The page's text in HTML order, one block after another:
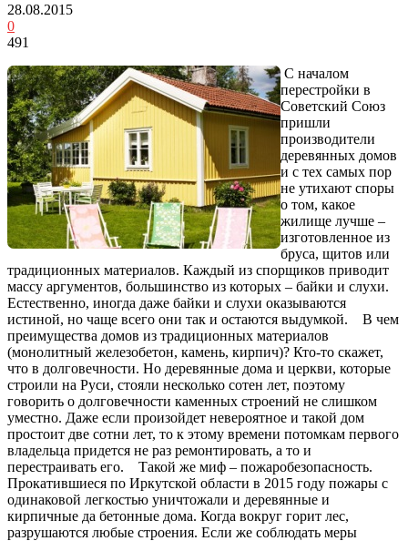
28.08.2015
0
491
С началом
перестройки в
Советский Союз
пришли
производители
деревянных домов
и с тех самых пор
не утихают споры
о том, какое
жилище лучше –
изготовленное из
бруса, щитов или
традиционных материалов. Каждый из спорщиков приводит
массу аргументов, большинство из которых – байки и слухи.
Естественно, иногда даже байки и слухи оказываются
истиной, но чаще всего они так и остаются выдумкой. В чем
преимущества домов из традиционных материалов
(монолитный железобетон, камень, кирпич)? Кто-то скажет,
что в долговечности. Но деревянные дома и церкви, которые
строили на Руси, стояли несколько сотен лет, поэтому
говорить о долговечности каменных строений не слишком
уместно. Даже если произойдет невероятное и такой дом
простоит две сотни лет, то к этому времени потомкам первого
владельца придется не раз ремонтировать, а то и
перестраивать его. Такой же миф – пожаробезопасность.
Прокатившиеся по Иркутской области в 2015 году пожары с
одинаковой легкостью уничтожали и деревянные и
кирпичные да бетонные дома. Когда вокруг горит лес,
разрушаются любые строения. Если же соблюдать меры